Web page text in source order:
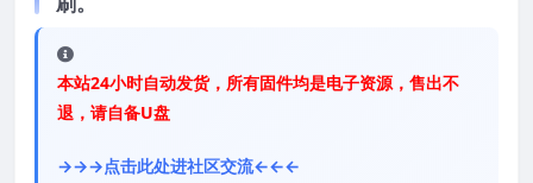
本站24小时自动发货，所有固件均是电子资源，售出不
退，请自备U盘
→→→点击此处进社区交流←←←